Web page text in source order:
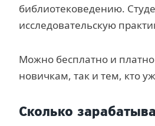
библиотековедению.
исследовательскую
Можно бесплатно и
новичкам, так и тем, кто
Сколько